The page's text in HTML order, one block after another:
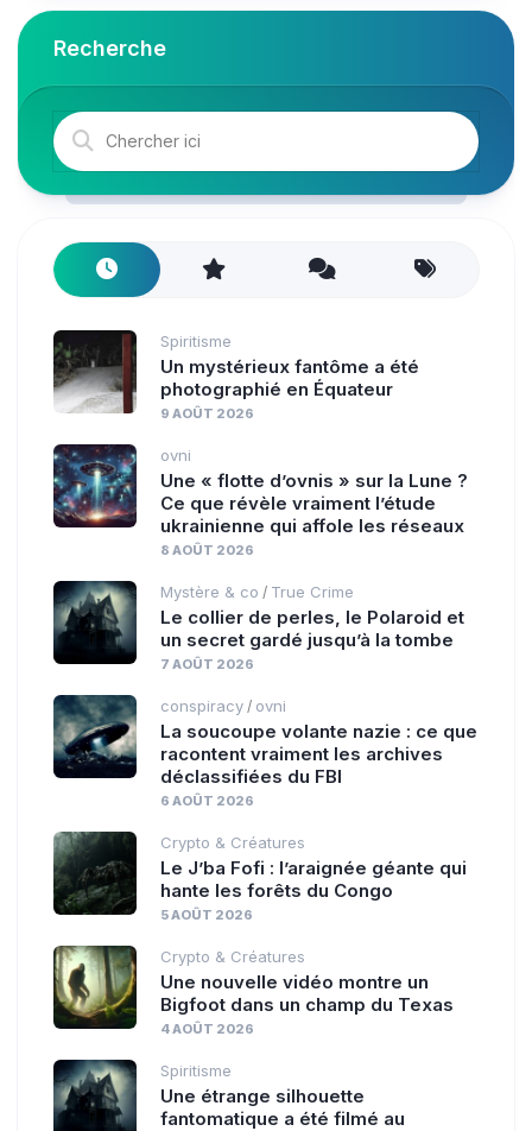
Recherche
Spiritisme
Un mystérieux fantôme a été
photographié en Équateur
9 AOÛT 2026
ovni
Une « flotte d’ovnis » sur la Lune ?
Ce que révèle vraiment l’étude
ukrainienne qui affole les réseaux
8 AOÛT 2026
Mystère & co / True Crime
Le collier de perles, le Polaroid et
un secret gardé jusqu’à la tombe
7 AOÛT 2026
conspiracy / ovni
La soucoupe volante nazie : ce que
racontent vraiment les archives
déclassifiées du FBI
6 AOÛT 2026
Crypto & Créatures
Le J’ba Fofi : l’araignée géante qui
hante les forêts du Congo
5 AOÛT 2026
Crypto & Créatures
Une nouvelle vidéo montre un
Bigfoot dans un champ du Texas
4 AOÛT 2026
Spiritisme
Une étrange silhouette
fantomatique a été filmé au